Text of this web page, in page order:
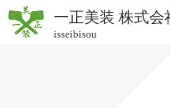
一正美装 株式会
isseibisou